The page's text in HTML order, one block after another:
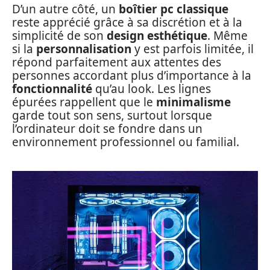
D’un autre côté, un boîtier pc classique
reste apprécié grâce à sa discrétion et à la
simplicité de son design esthétique. Même
si la personnalisation y est parfois limitée, il
répond parfaitement aux attentes des
personnes accordant plus d’importance à la
fonctionnalité qu’au look. Les lignes
épurées rappellent que le minimalisme
garde tout son sens, surtout lorsque
l’ordinateur doit se fondre dans un
environnement professionnel ou familial.